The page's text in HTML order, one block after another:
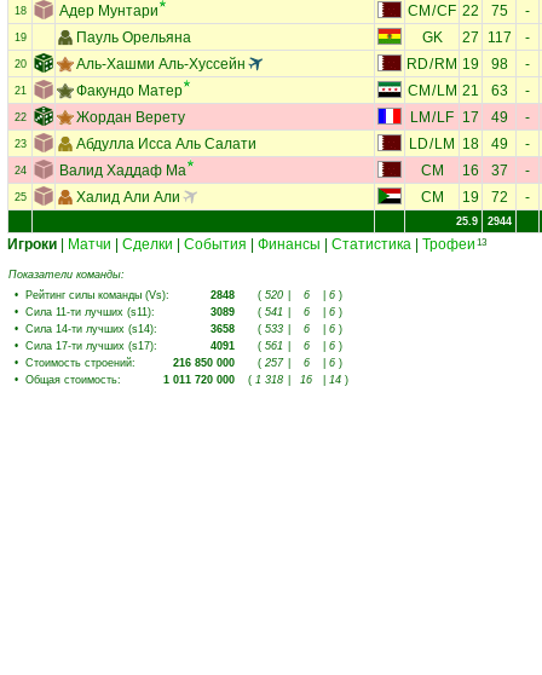
18 Адер Мунтари CM /CF 22 75 -
19 Пауль Орельяна GK 27 117 -
20 Аль-Хашми Аль-Хуссейн RD/ RM 19 98 -
21 Факундо Матер CM /LM 21 63 -
22 Жордан Верету LM / LF 17 49 -
23 Абдулла Исса Аль Салати LD/ LM 18 49 -
24 Валид Хаддаф Ма CM 16 37 -
25 Халид Али Али CM 19 72 -
25.9 2944
Игроки Матчи Сделки События Финансы Статистика Трофеи 13
Показатели команды:
• Рейтинг силы команды (Vs): 2848 ( 520 6 6 )
• Сила 11-ти лучших (s11): 3089 ( 541 6 6 )
• Сила 14-ти лучших (s14): 3658 ( 533 6 6 )
• Сила 17-ти лучших (s17): 4091 ( 561 6 6 )
• Стоимость строений: 216 850 000 ( 257 6 6 )
• Общая стоимость: 1 011 720 000 ( 1 318 16 14 )